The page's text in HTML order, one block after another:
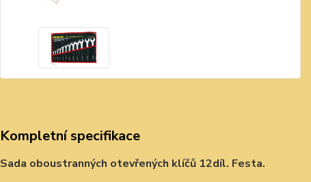
Kompletní specifikace
Sada oboustranných otevřených klíčů 12díl. Festa.